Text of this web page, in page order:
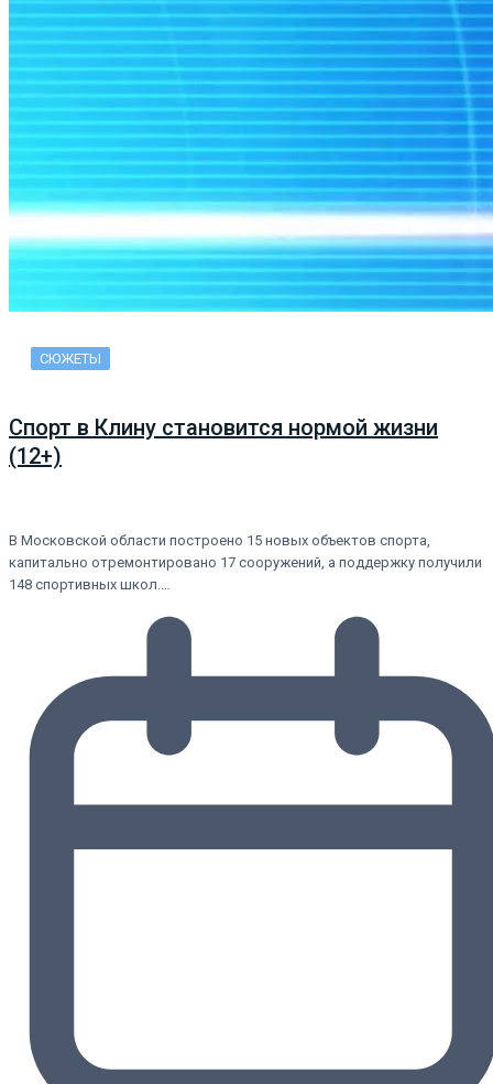
СЮЖЕТЫ
Спорт в Клину становится нормой жизни
(12+)
В Московской области построено 15 новых объектов спорта,
капитально отремонтировано 17 сооружений, а поддержку получили
148 спортивных школ.…